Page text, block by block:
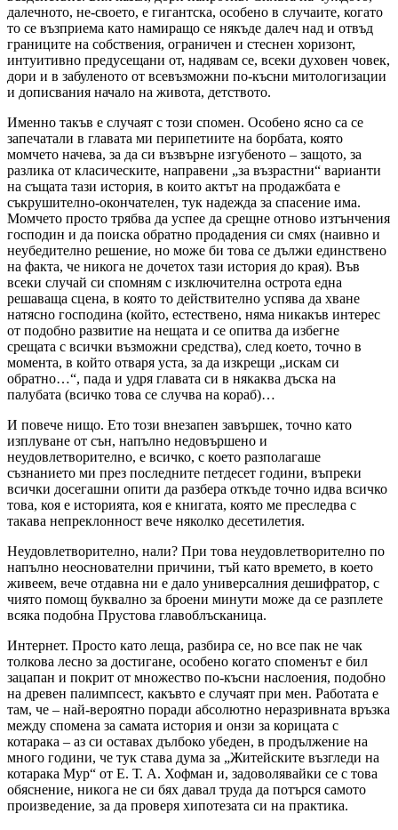
далечното, не-своето, е гигантска, особено в случаите, когато
то се възприема като намиращо се някъде далеч над и отвъд
границите на собствения, ограничен и стеснен хоризонт,
интуитивно предусещани от, надявам се, всеки духовен човек,
дори и в забуленото от всевъзможни по-късни митологизации
и дописвания начало на живота, детството.
Именно такъв е случаят с този спомен. Особено ясно са се
запечатали в главата ми перипетиите на борбата, която
момчето начева, за да си възвърне изгубеното – защото, за
разлика от класическите, направени „за възрастни“ варианти
на същата тази история, в които актът на продажбата е
съкрушително-окончателен, тук надежда за спасение има.
Момчето просто трябва да успее да срещне отново изтънчения
господин и да поиска обратно продадения си смях (наивно и
неубедително решение, но може би това се дължи единствено
на факта, че никога не дочетох тази история до края). Във
всеки случай си спомням с изключителна острота една
решаваща сцена, в която то действително успява да хване
натясно господина (който, естествено, няма никакъв интерес
от подобно развитие на нещата и се опитва да избегне
срещата с всички възможни средства), след което, точно в
момента, в който отваря уста, за да изкрещи „искам си
обратно…“, пада и удря главата си в някаква дъска на
палубата (всичко това се случва на кораб)…
И повече нищо. Ето този внезапен завършек, точно като
изплуване от сън, напълно недовършено и
неудовлетворително, е всичко, с което разполагаше
съзнанието ми през последните петдесет години, въпреки
всички досегашни опити да разбера откъде точно идва всичко
това, коя е историята, коя е книгата, която ме преследва с
такава непреклонност вече няколко десетилетия.
Неудовлетворително, нали? При това неудовлетворително по
напълно неоснователни причини, тъй като времето, в което
живеем, вече отдавна ни е дало универсалния дешифратор, с
чиято помощ буквално за броени минути може да се разплете
всяка подобна Прустова главоблъсканица.
Интернет. Просто като леща, разбира се, но все пак не чак
толкова лесно за достигане, особено когато споменът е бил
зацапан и покрит от множество по-късни наслоения, подобно
на древен палимпсест, какъвто е случаят при мен. Работата е
там, че – най-вероятно поради абсолютно неразривната връзка
между спомена за самата история и онзи за корицата с
котарака – аз си оставах дълбоко убеден, в продължение на
много години, че тук става дума за „Житейските възгледи на
котарака Мур“ от Е. Т. А. Хофман и, задоволявайки се с това
обяснение, никога не си бях давал труда да потърся самото
произведение, за да проверя хипотезата си на практика.